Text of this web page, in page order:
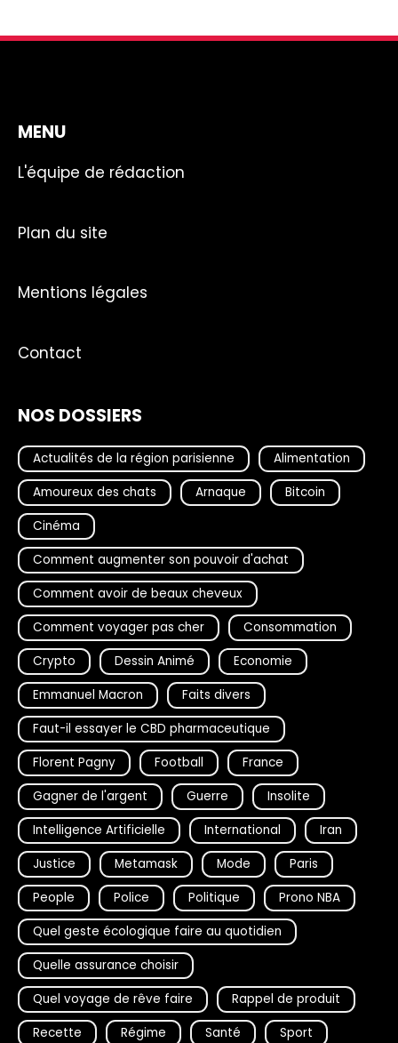
MENU
L'équipe de rédaction
Plan du site
Mentions légales
Contact
NOS DOSSIERS
Actualités de la région parisienne
Alimentation
Amoureux des chats
Arnaque
Bitcoin
Cinéma
Comment augmenter son pouvoir d'achat
Comment avoir de beaux cheveux
Comment voyager pas cher
Consommation
Crypto
Dessin Animé
Economie
Emmanuel Macron
Faits divers
Faut-il essayer le CBD pharmaceutique
Florent Pagny
Football
France
Gagner de l'argent
Guerre
Insolite
Intelligence Artificielle
International
Iran
Justice
Metamask Mode
Paris
People
Police Politique
Prono NBA
Quel geste écologique faire au quotidien
Quelle assurance choisir
Quel voyage de rêve faire
Rappel de produit
Recette
Régime Santé Sport